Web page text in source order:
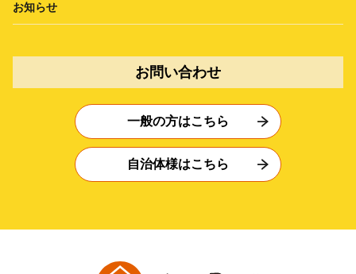
お知らせ
お問い合わせ
一般の方はこちら
自治体様はこちら